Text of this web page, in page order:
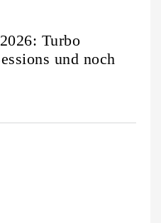
Turbo
und noch